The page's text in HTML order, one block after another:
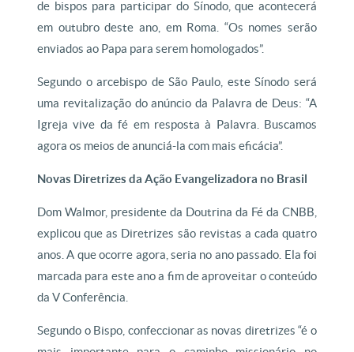
de bispos para participar do Sínodo, que acontecerá
em outubro deste ano, em Roma. “Os nomes serão
enviados ao Papa para serem homologados”.
Segundo o arcebispo de São Paulo, este Sínodo será
uma revitalização do anúncio da Palavra de Deus: “A
Igreja vive da fé em resposta à Palavra. Buscamos
agora os meios de anunciá-la com mais eficácia”.
Novas Diretrizes da Ação Evangelizadora no Brasil
Dom Walmor, presidente da Doutrina da Fé da CNBB,
explicou que as Diretrizes são revistas a cada quatro
anos. A que ocorre agora, seria no ano passado. Ela foi
marcada para este ano a fim de aproveitar o conteúdo
da V Conferência.
Segundo o Bispo, confeccionar as novas diretrizes “é o